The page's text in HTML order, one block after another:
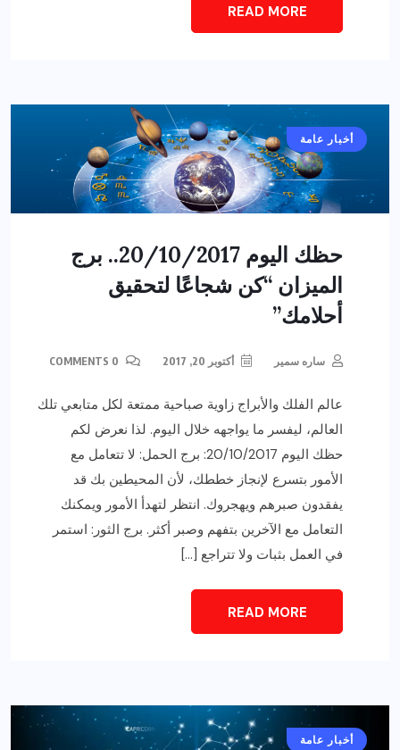
READ MORE
أخبار عامة
حظك اليوم 20/10/2017.. برج
الميزان “كن شجاعًا لتحقيق
أحلامك”
ساره سمير أكتوبر 20, 2017
عالم الفلك والأبراج زاوية صباحية ممتعة لكل متابعي تلك
العالم، ليفسر ما يواجهه خلال اليوم. لذا نعرض لكم
حظك اليوم 20/10/2017: برج الحمل: لا تتعامل مع
الأمور بتسرع لإنجاز خططك، لأن المحيطين بك قد
يفقدون صبرهم ويهجروك. انتظر لتهدأ الأمور ويمكنك
التعامل مع الآخرين بتفهم وصبر أكثر. برج الثور: استمر
في العمل بثبات ولا تتراجع […]
READ MORE
أخبار عامة